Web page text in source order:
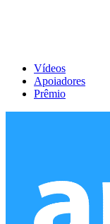
Vídeos
Apoiadores
Prêmio